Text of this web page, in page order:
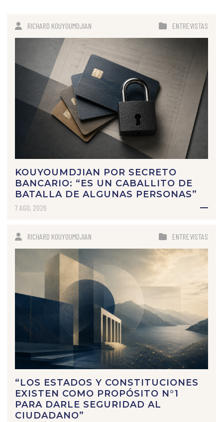
RICHARD KOUYOUMDJIAN ENTREVISTAS
KOUYOUMDJIAN POR SECRETO
BANCARIO: “ES UN CABALLITO DE
BATALLA DE ALGUNAS PERSONAS”
7 AGO, 2026
RICHARD KOUYOUMDJIAN ENTREVISTAS
“LOS ESTADOS Y CONSTITUCIONES
EXISTEN COMO PROPÓSITO N°1
PARA DARLE SEGURIDAD AL
CIUDADANO”